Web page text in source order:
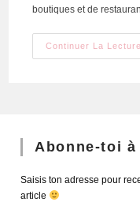
boutiques et de
Continuer La Lecture
Abonne-toi
Saisis ton adresse pour
article